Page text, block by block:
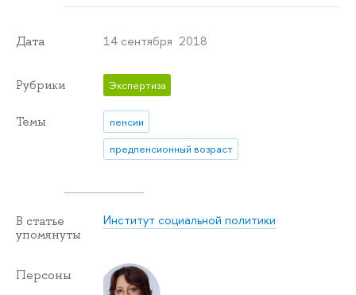
Дата 14 сентября 2018
Рубрики Экспертиза
Темы
пенсии
предпенсионный возраст
В статье
упомянуты
Институт социальной политики
Персоны